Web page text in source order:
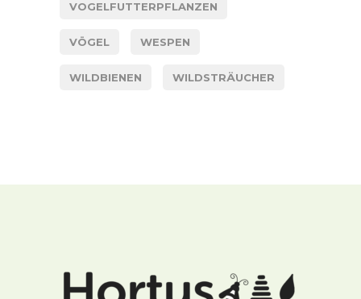
VOGELFUTTERPFLANZEN
VÖGEL WESPEN
WILDBIENEN WILDSTRÄUCHER